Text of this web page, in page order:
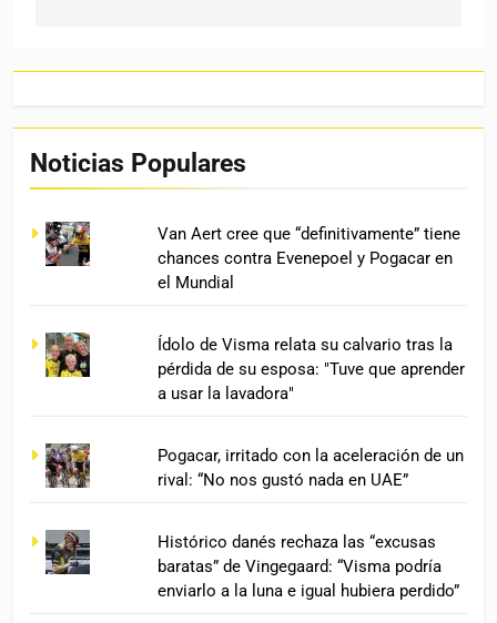
Noticias Populares
Van Aert cree que “definitivamente” tiene
chances contra Evenepoel y Pogacar en
el Mundial
Ídolo de Visma relata su calvario tras la
pérdida de su esposa: "Tuve que aprender
a usar la lavadora"
Pogacar, irritado con la aceleración de un
rival: “No nos gustó nada en UAE”
Histórico danés rechaza las “excusas
baratas” de Vingegaard: “Visma podría
enviarlo a la luna e igual hubiera perdido”